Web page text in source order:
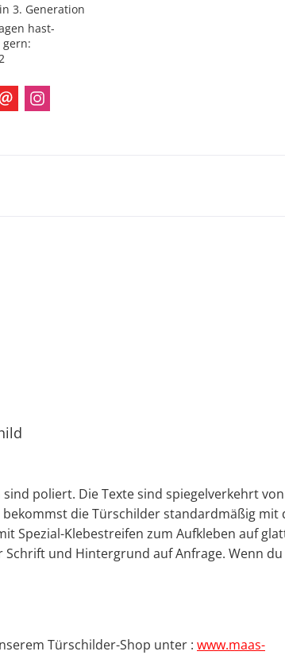
3. Generation
hast-
poliert. Die Texte sind spiegelverkehrt
die Türschilder standardmäßig mit
Spezial-Klebestreifen zum Aufkleben auf
und Hintergrund auf Anfrage. Wenn
Türschilder-Shop unter : www.maas-